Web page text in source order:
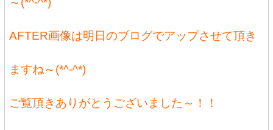
AFTER画像は明日のブログでアップさせて頂き
ますね～(*^-^*)
ご覧頂きありがとうございました～！！